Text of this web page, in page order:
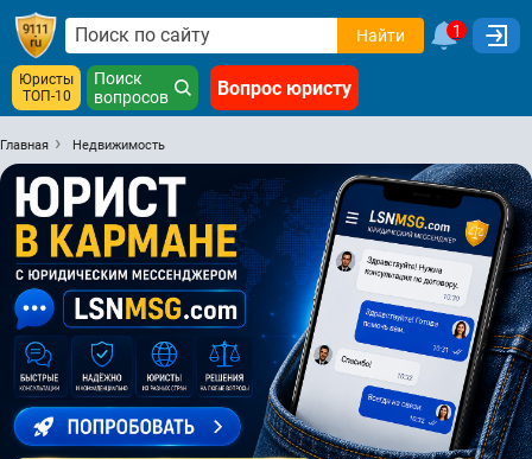
Найти 1
Юристы
ТОП-10
Поиск
вопросов
Вопрос юристу
Главная Недвижимость